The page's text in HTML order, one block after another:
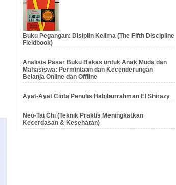
Buku Pegangan: Disiplin Kelima (The Fifth Discipline
Fieldbook)
Analisis Pasar Buku Bekas untuk Anak Muda dan
Mahasiswa: Permintaan dan Kecenderungan
Belanja Online dan Offline
Ayat-Ayat Cinta Penulis Habiburrahman El Shirazy
Neo-Tai Chi (Teknik Praktis Meningkatkan
Kecerdasan & Kesehatan)